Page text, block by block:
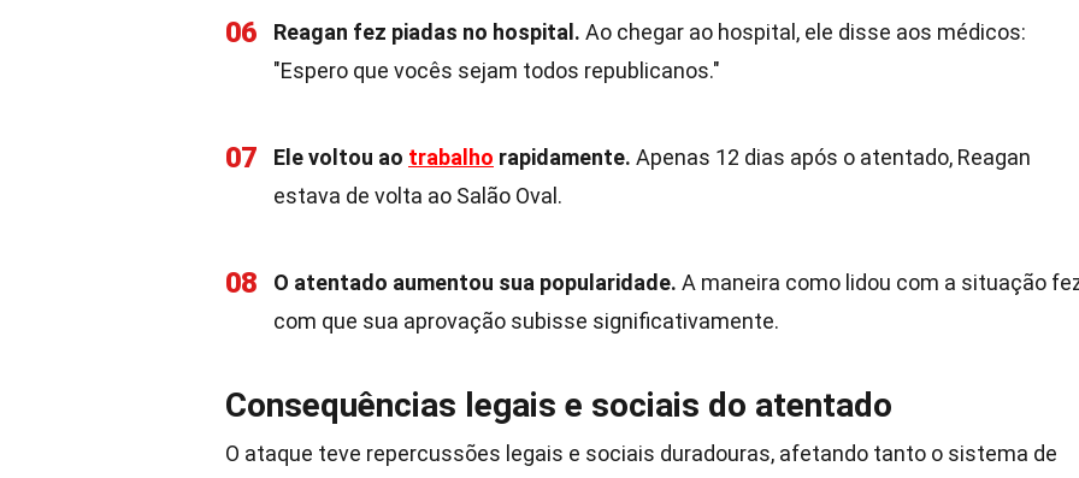
06 Reagan fez piadas no hospital. Ao chegar ao hospital, ele disse aos médicos:
"Espero que vocês sejam todos republicanos."
07 Ele voltou ao trabalho rapidamente. Apenas 12 dias após o atentado, Reagan
estava de volta ao Salão Oval.
08 O atentado aumentou sua popularidade. A maneira como lidou com a situação
com que sua aprovação subisse significativamente.
Consequências legais e sociais do atentado
O ataque teve repercussões legais e sociais duradouras, afetando tanto o sistema de